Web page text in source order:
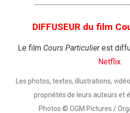
DIFFUSEUR du film
Le film Cours Particulierest
Netflix.
Les photos, textes, illustrations,
propriétés de leurs auteurs et
Photos © OGM Pictures /